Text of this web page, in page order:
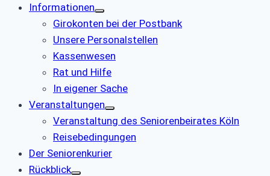
Informationen
Girokonten bei der Postbank
Unsere Personalstellen
Kassenwesen
Rat und Hilfe
In eigener Sache
Veranstaltungen
Veranstaltung des Seniorenbeirates Köln
Reisebedingungen
Der Seniorenkurier
Rückblick